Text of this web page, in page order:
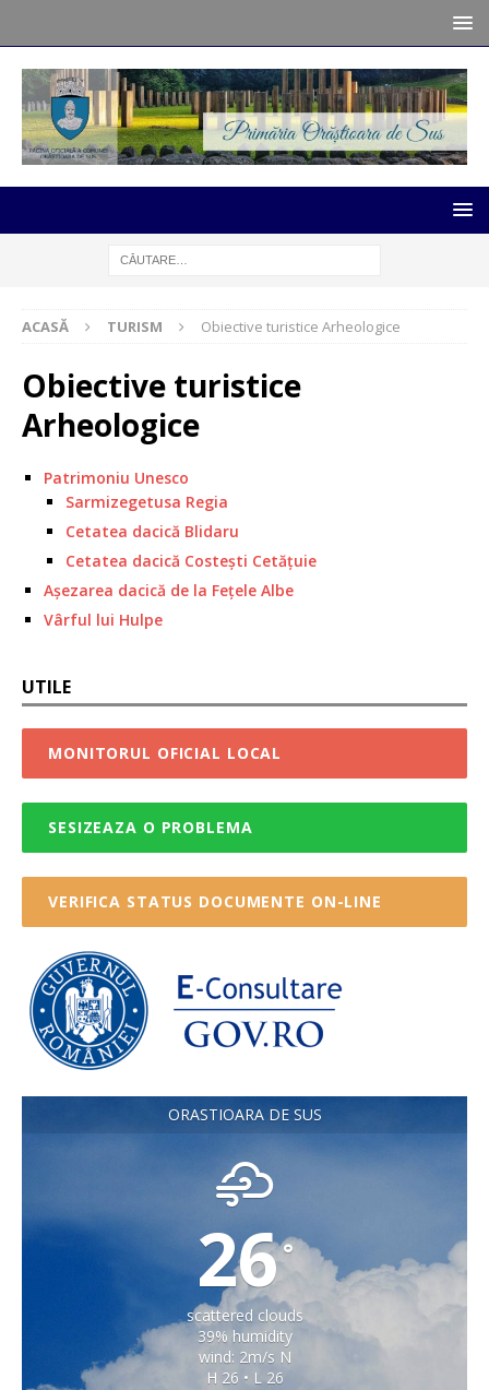
ACASĂ TURISM Obiective turistice Arheologice
Obiective turistice
Arheologice
Patrimoniu Unesco
Sarmizegetusa Regia
Cetatea dacică Blidaru
Cetatea dacică Costești Cetățuie
Așezarea dacică de la Fețele Albe
Vârful lui Hulpe
UTILE
MONITORUL OFICIAL LOCAL
SESIZEAZA O PROBLEMA
VERIFICA STATUS DOCUMENTE ON-LINE
ORASTIOARA DE SUS
26°
scattered clouds
39% humidity
wind: 2m/s N
H 26 • L 26